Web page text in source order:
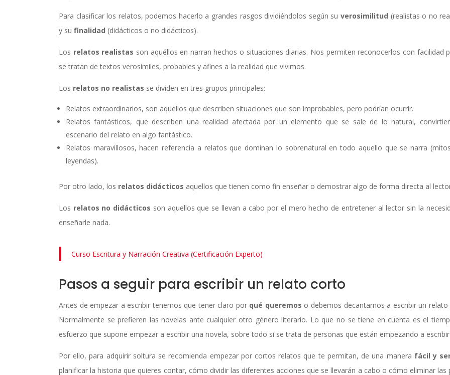
Para clasificar los relatos, podemos hacerlo a grandes rasgos dividiéndolos según su verosimilitud (realistas o no
y su finalidad (didácticos o no didácticos).
Los relatos realistas son aquéllos en narran hechos o situaciones diarias. Nos permiten reconocerlos con facilidad
se tratan de textos verosímiles, probables y afines a la realidad que vivimos.
Los relatos no realistas se dividen en tres grupos principales:
Relatos extraordinarios, son aquellos que describen situaciones que son improbables, pero podrían ocurrir.
Relatos fantásticos, que describen una realidad afectada por un elemento que se sale de lo natural,
escenario del relato en algo fantástico.
Relatos maravillosos, hacen referencia a relatos que dominan lo sobrenatural en todo aquello que se narra
leyendas).
Por otro lado, los relatos didácticos aquellos que tienen como fin enseñar o demostrar algo de forma directa al
Los relatos no didácticos son aquellos que se llevan a cabo por el mero hecho de entretener al lector sin la
enseñarle nada.
Curso Escritura y Narración Creativa (Certificación Experto)
Pasos a seguir para escribir un relato corto
Antes de empezar a escribir tenemos que tener claro por qué queremos o debemos decantarnos a escribir un relato
Normalmente se prefieren las novelas ante cualquier otro género literario. Lo que no se tiene en cuenta es el
esfuerzo que supone empezar a escribir una novela, sobre todo si se trata de personas que están empezando a escribir.
Por ello, para adquirir soltura se recomienda empezar por cortos relatos que te permitan, de una manera fácil y
planificar la historia que quieres contar, cómo dividir las diferentes acciones que se llevarán a cabo o cómo eliminar las